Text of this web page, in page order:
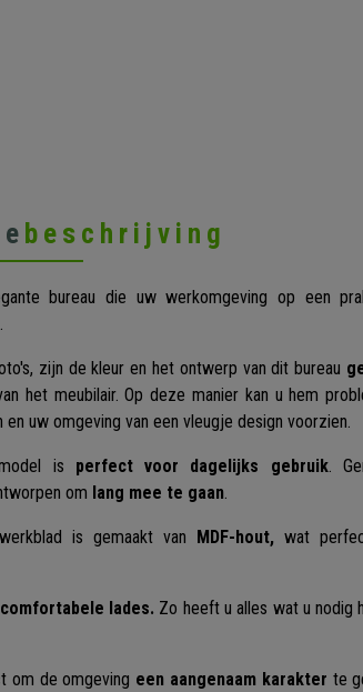
beschrijving
bureau die uw werkomgeving op een
zijn de kleur en het ontwerp van dit bureau
het meubilair. Op deze manier kan u hem
uw omgeving van een vleugje design voorzien.
is perfect voor dagelijks gebruik.
om lang mee te gaan.
is gemaakt van MDF-hout, wat
lades. Zo heeft u alles wat u nodig
om de omgeving een aangenaam karakter te